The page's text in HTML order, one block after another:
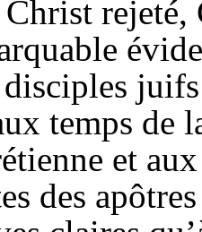
rejeté,
temps de
et
des